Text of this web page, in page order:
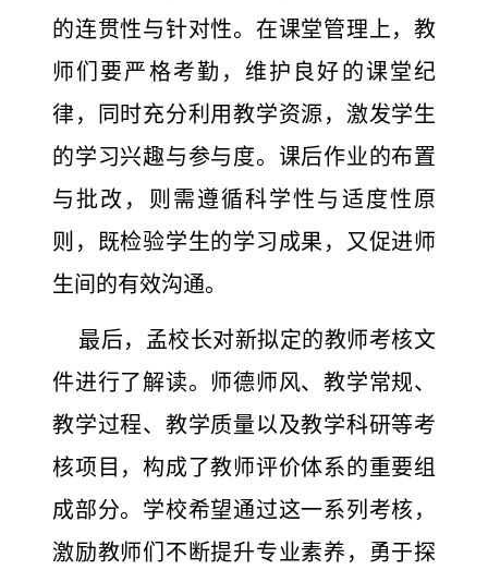
的连贯性与针对性。在课堂管理上，教
师们要严格考勤，维护良好的课堂纪
律，同时充分利用教学资源，激发学生
的学习兴趣与参与度。课后作业的布置
与批改，则需遵循科学性与适度性原
则，既检验学生的学习成果，又促进师
生间的有效沟通。
最后，孟校长对新拟定的教师考核文
件进行了解读。师德师风、教学常规、
教学过程、教学质量以及教学科研等考
核项目，构成了教师评价体系的重要组
成部分。学校希望通过这一系列考核，
激励教师们不断提升专业素养，勇于探